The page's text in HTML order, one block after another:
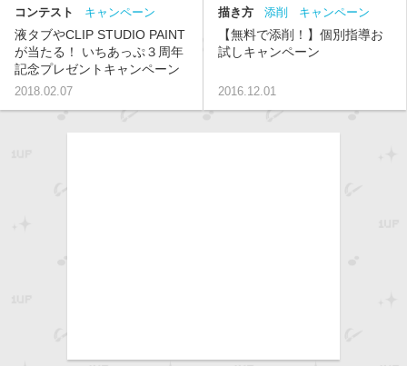
コンテスト キャンペーン
液タブやCLIP STUDIO PAINT
が当たる！ いちあっぷ３周年
記念プレゼントキャンペーン
2018.02.07
描き方 添削
キャンペーン
いちあっぷゼミ
【無料で添削！】個別指導お
試しキャンペーン
2016.12.01